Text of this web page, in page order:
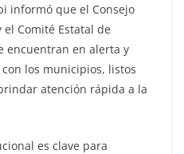
informó que el Consejo
el Comité Estatal de
encuentran en alerta y
los municipios, listos
atención rápida a la
es clave para